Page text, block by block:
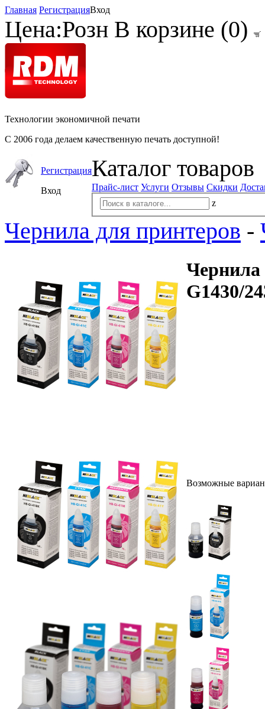
Главная РегистрацияВход
Цена:Розн В корзине (0)
Технологии экономичной печати
С 2006 года делаем качественную печать доступной!
Регистрация
Вход
Каталог товаров
Прайс-лист Услуги Отзывы Скидки
z
Чернила для принтеров -
G1430/
Возможные